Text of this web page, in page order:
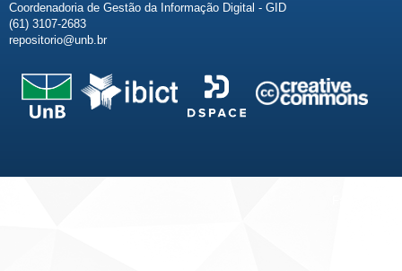
Coordenadoria de Gestão da Informação Digital - GID
(61) 3107-2683
repositorio@unb.br